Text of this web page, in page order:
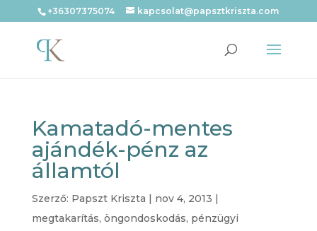
+36307375074 kapcsolat@papsztkriszta.com
Kamatadó-mentes
ajándék-pénz az
államtól
Szerző: Papszt Kriszta | nov 4, 2013 |
megtakarítás, öngondoskodás, pénzügyi